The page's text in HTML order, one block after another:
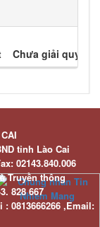
Chưa giải quyết
tỉnh Lào Cai
02143.840.006
Truyền thông
828 667
: 0813666266 ,Email: